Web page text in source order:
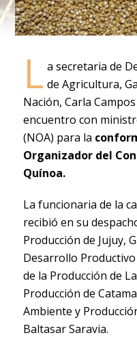
L a secretaria de
de Agricultura,
Nación, Carla
encuentro con
(NOA) para la
Organizador del
Quínoa.
La funcionaria de la
recibió en su
Producción de Jujuy,
Desarrollo
de la Producción de
Producción de
Ambiente y
Baltasar Saravia.